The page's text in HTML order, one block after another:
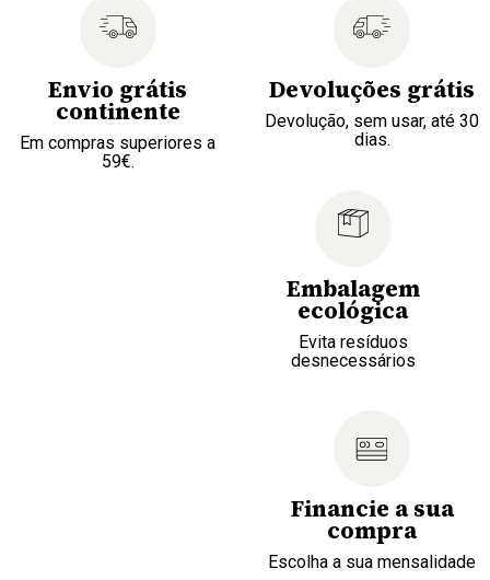
Envio grátis
continente
Em compras superiores a
59€.
Devoluções grátis
Devolução, sem usar, até 30
dias.
Embalagem
ecológica
Evita resíduos
desnecessários
Financie a sua
compra
Escolha a sua mensalidade